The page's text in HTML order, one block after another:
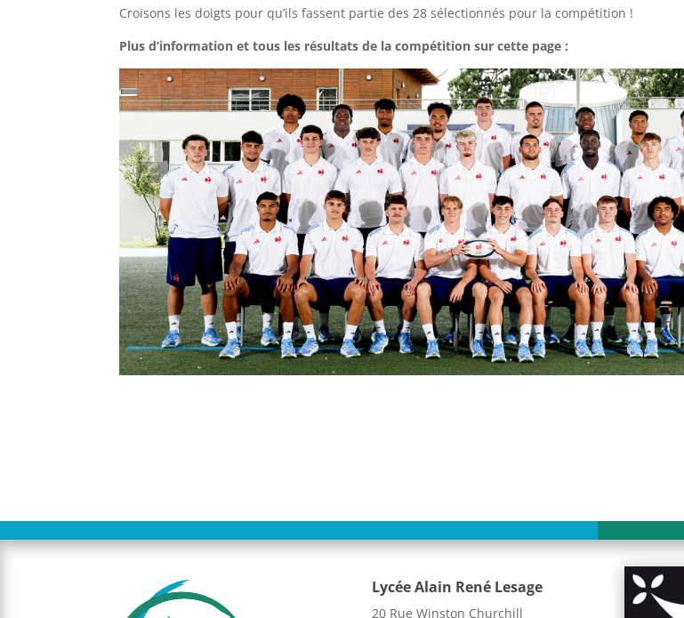
Croisons les doigts pour qu’ils fassent partie des 28 sélectionnés pour la compétition !
Plus d’information et tous les résultats de la compétition sur cette page :
Lycée Alain René Lesage
20 Rue Winston Churchill